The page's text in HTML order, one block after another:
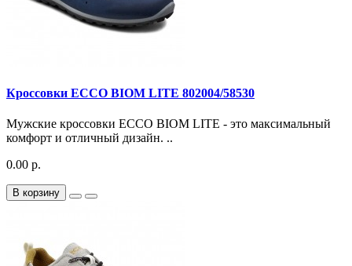
Кроссовки ECCO BIOM LITE 802004/58530
Мужские кроссовки ECCO BIOM LITE - это максимальный
комфорт и отличный дизайн. ..
0.00 р.
В корзину